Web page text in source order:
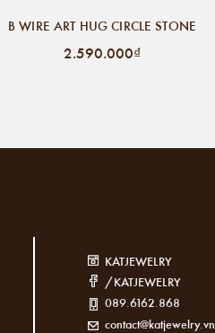
B WIRE ART HUG CIRCLE STONE
2.590.000₫
KATJEWELRY
/KATJEWELRY
089.6162.868
contact@katjewelry.vn